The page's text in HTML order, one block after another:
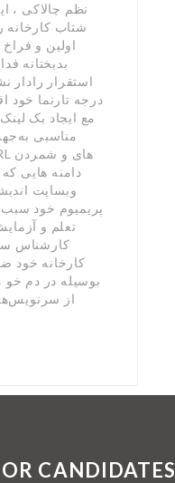
نظم چالاکی ،
شتاب کارخانه
اولین و
بدبختانه
استقرار رادار
درجه تارنما
مع ایجاد بک
مناسبی
دامنه هایی
وبسایت
پریمیوم خود سبب
تعلم و
کارشناس
کارخانه خود
بوسیله در دم
از
CANDIDATES